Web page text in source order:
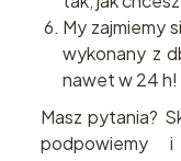
My zajmiemy
wykonany z
nawet w 24 h!
Masz pytania?
podpowiemy